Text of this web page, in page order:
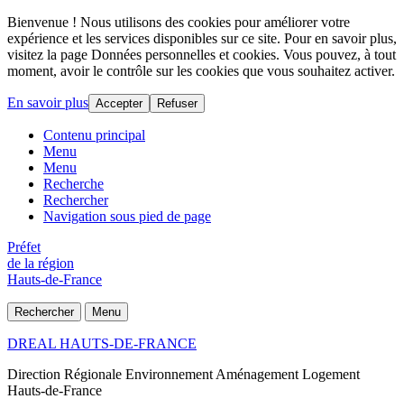
Bienvenue ! Nous utilisons des cookies pour améliorer votre
expérience et les services disponibles sur ce site. Pour en savoir plus,
visitez la page Données personnelles et cookies. Vous pouvez, à tout
moment, avoir le contrôle sur les cookies que vous souhaitez activer.
En savoir plus Accepter Refuser
Contenu principal
Menu
Menu
Recherche
Rechercher
Navigation sous pied de page
Préfet
de la région
Hauts-de-France
Rechercher Menu
DREAL HAUTS-DE-FRANCE
Direction Régionale Environnement Aménagement Logement
Hauts-de-France